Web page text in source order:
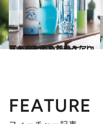
2019.7.3
夏のひんやり鎮静ケアコスメ4選 猛暑でぐったりした夜に使いたい！
ビューティ＆ヘルス
FEATURE